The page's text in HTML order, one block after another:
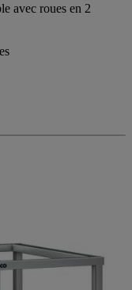
avec roues en 2